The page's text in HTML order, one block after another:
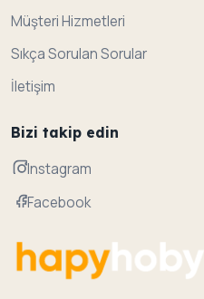
Müşteri Hizmetleri
Sıkça Sorulan Sorular
İletişim
Bizi takip edin
Instagram
Facebook